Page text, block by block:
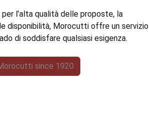
l’alta qualità delle proposte, la
disponibilità, Morocutti offre un servizio
di soddisfare qualsiasi esigenza.
since 1920